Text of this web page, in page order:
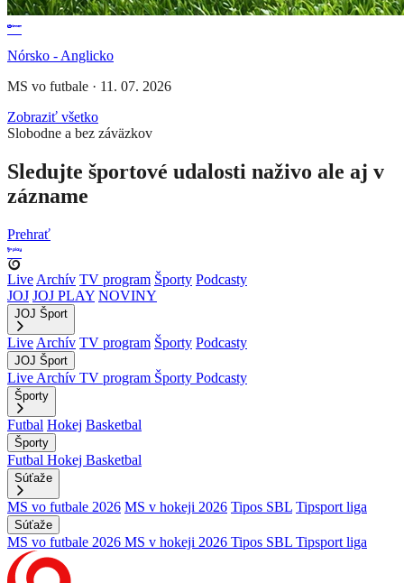
Nórsko - Anglicko
MS vo futbale · 11. 07. 2026
Zobraziť všetko
Slobodne a bez záväzkov
Sledujte športové udalosti naživo ale aj v
zázname
Prehrať
Live Archív TV program Športy Podcasty
JOJ JOJ PLAY NOVINY
JOJ Šport
Live Archív TV program Športy Podcasty
JOJ Šport
Live Archív TV program Športy Podcasty
Športy
Futbal Hokej Basketbal
Športy
Futbal Hokej Basketbal
Súťaže
MS vo futbale 2026 MS v hokeji 2026 Tipos SBL Tipsport liga
Súťaže
MS vo futbale 2026 MS v hokeji 2026 Tipos SBL Tipsport liga